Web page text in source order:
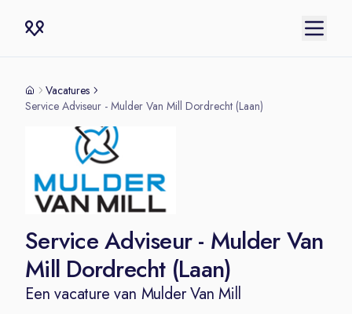
Vacatures
Service Adviseur - Mulder Van Mill Dordrecht (Laan)
Service Adviseur - Mulder Van
Mill Dordrecht (Laan)
Een vacature van Mulder Van Mill